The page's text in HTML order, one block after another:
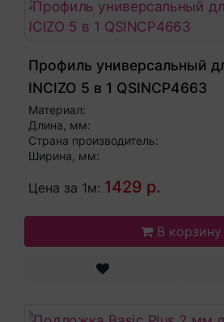
Профиль универсальный
INCIZO 5 в 1 QSINCP4663
Материал:
Длина, мм:
Страна производитель:
Ширина, мм:
Цена за 1м: 1429 р.
В корзину